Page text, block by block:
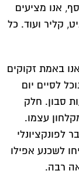
אנו מציעים
קליר ועוד. כל
באמת זקוקים
לסיים יום
סבון. חלק
עצמו.
לפונקציונלי
לשכנע אפילו
רבה.